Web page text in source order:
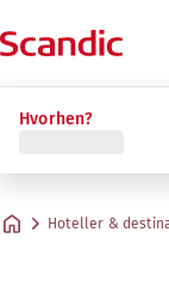
Hvorhen?
Hoteller &